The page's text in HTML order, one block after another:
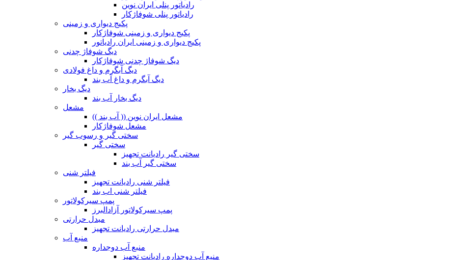
رادیاتور پنلی ایران نوین
رادیاتور پنلی شوفاژکار
پکیج دیواری و زمینی
پکیج دیواری و زمینی شوفاژکار
پکیج دیواری و زمینی ایران رادیاتور
دیگ شوفاژ چدنی
دیگ شوفاژ چدنی شوفاژکار
دیگ آبگرم و داغ فولادی
دیگ آبگرم و داغ آب بند
دیگ بخار
دیگ بخار آب بند
مشعل
مشعل ایران نوین (( آب بند ))
مشعل شوفاژکار
سختی گیر و رسوب گیر
سختی گیر
سختی گیر رادیانت تجهیز
سختی گیر آب بند
فیلتر شنی
فیلتر شنی رادیانت تجهیز
فیلتر شنی اب بند
پمپ سیرکولاتور
پمپ سیرکولاتور آزادالبرز
مبدل حرارتی
مبدل حرارتی رادیانت تجهیز
منبع آب
منبع آب دوجداره
منبع آب دوجداره رادیانت تجهیز